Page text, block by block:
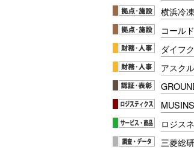
横浜冷
コール
ダイフ
アスク
ロジス
三菱総